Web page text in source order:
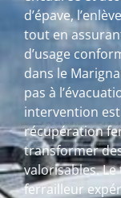
d’épave,
tout en
d’usage
dans le
pas à
intervention
récupération
transformer
valorisables. Le
ferrailleur